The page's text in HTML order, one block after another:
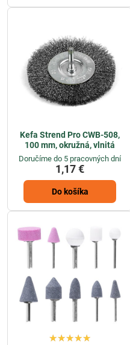
Kefa Strend Pro CWB-508,
100 mm, okružná, vlnitá
Doručíme do 5 pracovných dní
1,17 €
Do košíka